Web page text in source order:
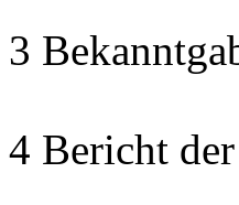
3
4 Bericht